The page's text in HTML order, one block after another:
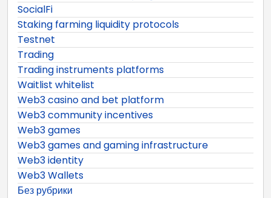
SocialFi
Staking farming liquidity protocols
Testnet
Trading
Trading instruments platforms
Waitlist whitelist
Web3 casino and bet platform
Web3 community incentives
Web3 games
Web3 games and gaming infrastructure
Web3 identity
Web3 Wallets
Без рубрики